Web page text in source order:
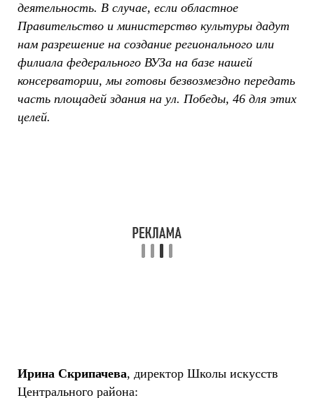
деятельность. В случае, если областное
Правительство и министерство культуры дадут
нам разрешение на создание регионального или
филиала федерального ВУЗа на базе нашей
консерватории, мы готовы безвозмездно передать
часть площадей здания на ул. Победы, 46 для этих
целей.
Ирина Скрипачева, директор Школы искусств
Центрального района: